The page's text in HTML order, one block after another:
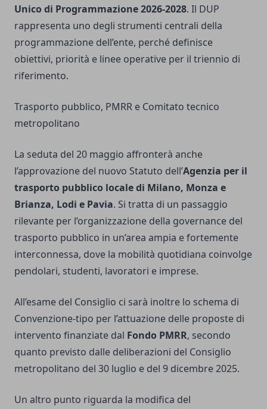
Unico di Programmazione 2026-2028. Il DUP
rappresenta uno degli strumenti centrali della
programmazione dell’ente, perché definisce
obiettivi, priorità e linee operative per il triennio di
riferimento.
Trasporto pubblico, PMRR e Comitato tecnico
metropolitano
La seduta del 20 maggio affronterà anche
l’approvazione del nuovo Statuto dell’Agenzia per il
trasporto pubblico locale di Milano, Monza e
Brianza, Lodi e Pavia. Si tratta di un passaggio
rilevante per l’organizzazione della governance del
trasporto pubblico in un’area ampia e fortemente
interconnessa, dove la mobilità quotidiana coinvolge
pendolari, studenti, lavoratori e imprese.
All’esame del Consiglio ci sarà inoltre lo schema di
Convenzione-tipo per l’attuazione delle proposte di
intervento finanziate dal Fondo PMRR, secondo
quanto previsto dalle deliberazioni del Consiglio
metropolitano del 30 luglio e del 9 dicembre 2025.
Un altro punto riguarda la modifica del